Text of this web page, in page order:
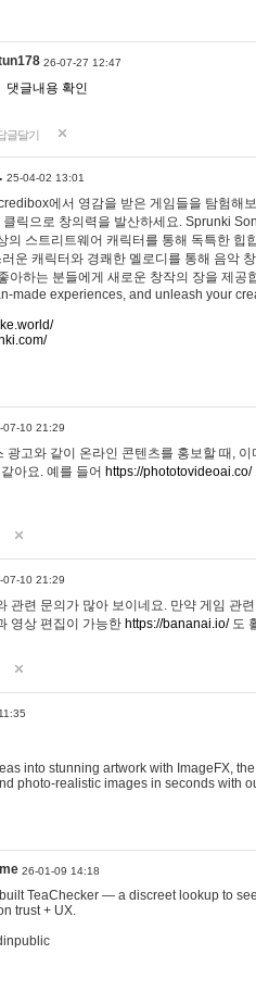
26-07-27 12:47
댓글내용 확인
글달기
25-04-02 13:01
에서 영감을 받은 게임들을 탐험해
클릭으로 창의력을 발산하세요. Sprunki
의 스트리트웨어 캐릭터를 통해 독특한
운 캐릭터와 경쾌한 멜로디를 통해 음악
아하는 분들에게 새로운 창작의 장을 제
made experiences, and unleash your
07-10 21:29
광고와 같이 온라인 콘텐츠를 홍보할 때,
아요. 예를 들어 https://phototovideoai.co/
07-10 21:29
관련 문의가 많아 보이네요. 만약 게임 관
영상 편집이 가능한 https://bananai.io/도
into stunning artwork with ImageFX,
photo-realistic images in seconds with
26-01-09 14:18
TeaChecker — a discreet lookup to
trust + UX.